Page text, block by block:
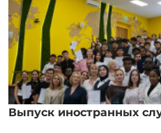
Выпуск иностранных